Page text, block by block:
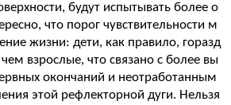
будут испытывать более о
что порог чувствительности м
жизни: дети, как правило, горазд
взрослые, что связано с более вы
окончаний и неотработанным
этой рефлекторной дуги. Нельзя